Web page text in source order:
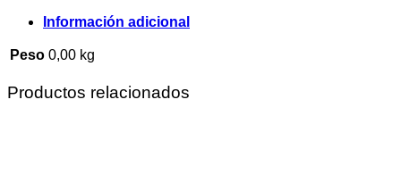
Información adicional
Peso 0,00 kg
Productos relacionados